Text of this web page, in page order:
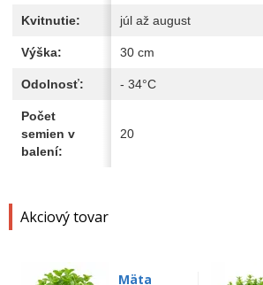
Akciový tovar
Mäta
Kvitnutie: júl až august
Výška: 30 cm
Odolnosť: - 34°C
Počet
semien v
balení:
20